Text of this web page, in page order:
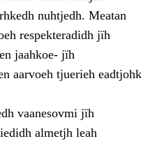
nuhtjedh. Meatan
respekteradidh jïh
jaahkoe- jïh
aarvoeh tjuerieh
vaanesovmi jïh
almetjh leah